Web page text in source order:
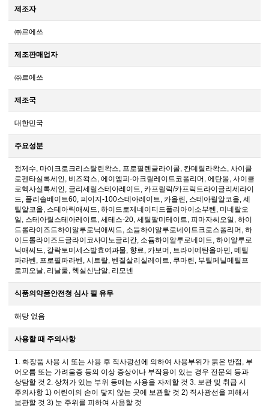
제조자
㈜르에쓰
제조판매업자
㈜르에쓰
제조국
대한민국
주요성분
정제수, 마이크로크리스탈린왁스, 프로필렌글라이콜, 칸데릴라왁스, 사이클
로펜타실록세인, 비즈왁스, 에이엠피-아크릴레이트코폴리머, 에탄올, 사이클
로헥사실록세인, 글리세릴스테아레이트, 카프릴릭/카프릭트라이글리세라이
드, 폴리솔베이트60, 피이지-100스테아레이트, 카올린, 스테아릴알코올, 세
틸알코올, 스테아릭애씨드, 하이드로제네이티드폴리아이소부텐, 미네랄오
일, 스테아릴스테아레이트, 세테스-20, 세틸팔미테이트, 피마자씨오일, 하이
드롤라이즈드하이알루로닉애씨드, 소듐하이알루로네이트크로스폴리머, 하
이드롤라이즈드글라이코사미노글리칸, 소듐하이알루로네이트, 하이알루로
닉애씨드, 갈락토미세스발효여과물, 향료, 카보머, 트라이에탄올아민, 메틸
파라벤, 프로필파라벤, 시트랄, 벤질살리실레이트, 쿠마린, 부틸페닐메틸프
로피오날, 리날룰, 헥실신남알, 리모넨
식품의약품안전청 심사 필 유무
해당 없음
사용할 때 주의사항
1. 화장품 사용 시 또는 사용 후 직사광선에 의하여 사용부위가 붉은 반점, 부
어오름 또는 가려움증 등의 이상 증상이나 부작용이 있는 경우 전문의 등과
상담할 것 2. 상처가 있는 부위 등에는 사용을 자제할 것 3. 보관 및 취급 시
주의사항 1) 어린이의 손이 닿지 않는 곳에 보관할 것 2) 직사광선을 피해서
보관할 것 3) 눈 주위를 피하여 사용할 것